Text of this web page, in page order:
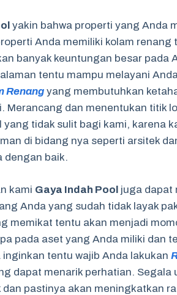
yakin bahwa properti yang Anda
Anda memiliki kolam
banyak keuntungan besar pada
tentu mampu melayani
Renang yang membutuhkan
Merancang dan menentukan titik
yang tidak sulit bagi kami, karena
di bidang nya seperti arsitek
dengan baik.
kami Gaya Indah Pool juga dapat
Anda yang sudah tidak layak
memikat tentu akan menjadi
pada aset yang Anda miliki dan
inginkan tentu wajib Anda lakukan
dapat menarik perhatian. Segala
pastinya akan meningkatkan